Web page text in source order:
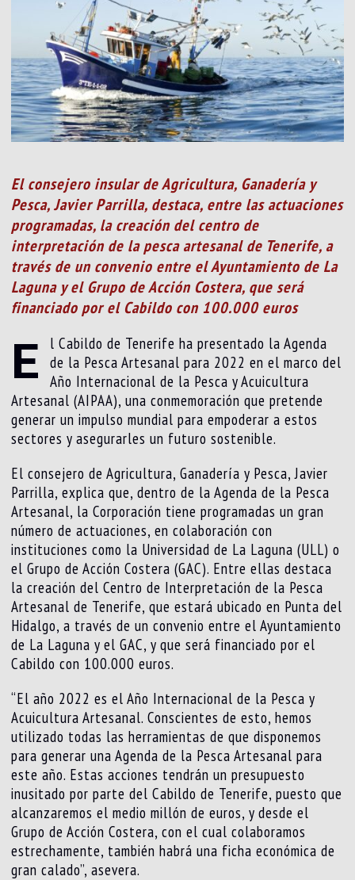
El consejero insular de Agricultura, Ganadería y
Pesca, Javier Parrilla, destaca, entre las actuaciones
programadas, la creación del centro de
interpretación de la pesca artesanal de Tenerife, a
través de un convenio entre el Ayuntamiento de La
Laguna y el Grupo de Acción Costera, que será
financiado por el Cabildo con 100.000 euros
E
l Cabildo de Tenerife ha presentado la Agenda
de la Pesca Artesanal para 2022 en el marco del
Año Internacional de la Pesca y Acuicultura
Artesanal (AIPAA), una conmemoración que pretende
generar un impulso mundial para empoderar a estos
sectores y asegurarles un futuro sostenible.
El consejero de Agricultura, Ganadería y Pesca, Javier
Parrilla, explica que, dentro de la Agenda de la Pesca
Artesanal, la Corporación tiene programadas un gran
número de actuaciones, en colaboración con
instituciones como la Universidad de La Laguna (ULL) o
el Grupo de Acción Costera (GAC). Entre ellas destaca
la creación del Centro de Interpretación de la Pesca
Artesanal de Tenerife, que estará ubicado en Punta del
Hidalgo, a través de un convenio entre el Ayuntamiento
de La Laguna y el GAC, y que será financiado por el
Cabildo con 100.000 euros.
“El año 2022 es el Año Internacional de la Pesca y
Acuicultura Artesanal. Conscientes de esto, hemos
utilizado todas las herramientas de que disponemos
para generar una Agenda de la Pesca Artesanal para
este año. Estas acciones tendrán un presupuesto
inusitado por parte del Cabildo de Tenerife, puesto que
alcanzaremos el medio millón de euros, y desde el
Grupo de Acción Costera, con el cual colaboramos
estrechamente, también habrá una ficha económica de
gran calado”, asevera.